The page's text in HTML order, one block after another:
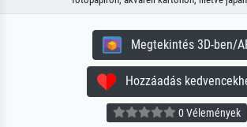
Megtekintés 3D-ben/
Hozzáadás
0 Vélemények